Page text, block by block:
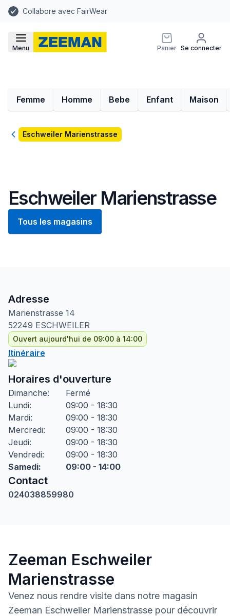
Collabore avec FairWear
Menu Panier Se connecter
Femme Homme Bebe Enfant Maison
RetourEschweiler Marienstrasse
Eschweiler Marienstrasse
Tous les magasins
Adresse
Marienstrasse 14
52249 ESCHWEILER
Ouvert aujourd'hui de 09:00 à 14:00
Itinéraire
Horaires d'ouverture
Dimanche:
Fermé
Lundi:
09:00 - 18:30
Mardi:
09:00 - 18:30
Mercredi:
09:00 - 18:30
Jeudi:
09:00 - 18:30
Vendredi:
09:00 - 18:30
Samedi: 09:00 - 14:00
Contact
024038859980
Zeeman Eschweiler
Marienstrasse
Venez nous rendre visite dans notre magasin
Zeeman Eschweiler Marienstrasse pour découvrir